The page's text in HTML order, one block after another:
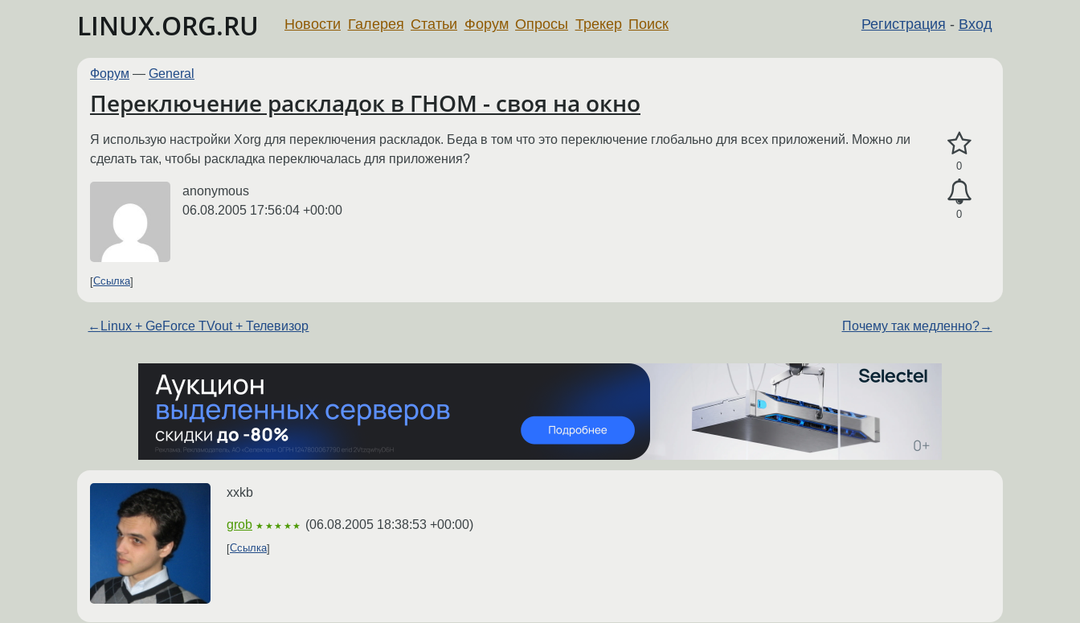
LINUX.ORG.RU Регистрация - Вход
Новости Галерея Статьи Форум Опросы Трекер Поиск
Форум — General
Переключение раскладок в ГНОМ - своя на окно
0
0
Я использую настройки Xorg для переключения раскладок. Беда в том что это переключение глобально для всех приложений. Можно ли
сделать так, чтобы раскладка переключалась для приложения?
anonymous
06.08.2005 17:56:04 +00:00
Ссылка
← Linux + GeForce TVout + Телевизор Почему так медленно?→
xxkb
grob ★★★★★ (06.08.2005 18:38:53 +00:00)
Ссылка